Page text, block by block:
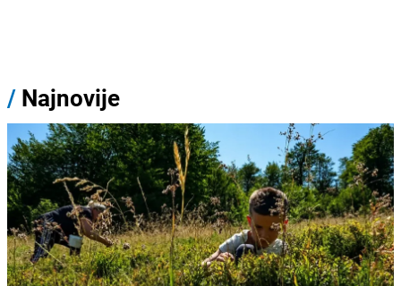
/ Najnovije